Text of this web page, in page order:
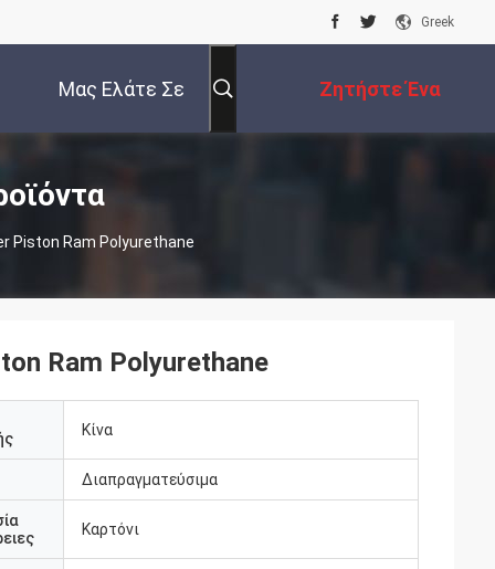
Greek
Μας Ελάτε Σε Ζητήστε Ένα
Απόσπασμα
Piston Ram Polyurethane
Ram Polyurethane
Κίνα
Διαπραγματεύσιμα
Καρτόνι